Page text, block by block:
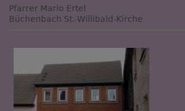
Pfarrer Mario Ertel
Büchenbach St.-Willibald-Kirche